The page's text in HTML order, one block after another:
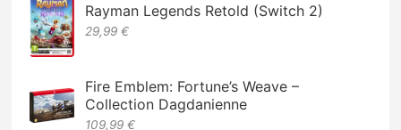
Rayman Legends Retold (Switch 2)
29,99 €
Fire Emblem: Fortune’s Weave –
Collection Dagdanienne
109,99 €